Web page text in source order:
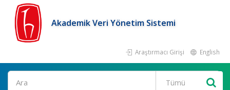
Akademik Veri Yönetim Sistemi
Araştırmacı Girişi English
Ara